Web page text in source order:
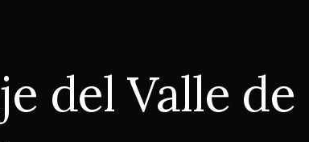
del Valle de